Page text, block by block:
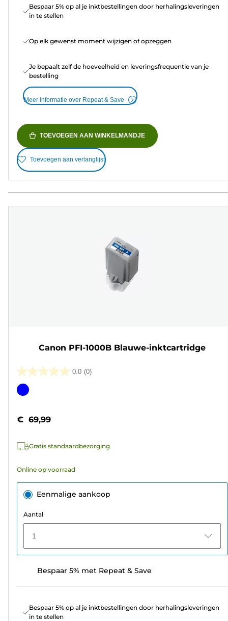
Bespaar 5% op al je inktbestellingen door herhalingsleveringen
in te stellen
Op elk gewenst moment wijzigen of opzeggen
Je bepaalt zelf de hoeveelheid en leveringsfrequentie van je
bestelling
Meer informatie over Repeat & Save
TOEVOEGEN AAN WINKELMANDJE
Toevoegen aan verlanglijst
Canon PFI-1000B Blauwe-inktcartridge
0.0 (0)
0.0
van
sterren.
Kleurencartridge
€ 69,99
Gratis standaardbezorging
Online op voorraad
Eenmalige aankoop
Aantal
1
Bespaar 5% met Repeat & Save
Bespaar 5% op al je inktbestellingen door herhalingsleveringen
in te stellen